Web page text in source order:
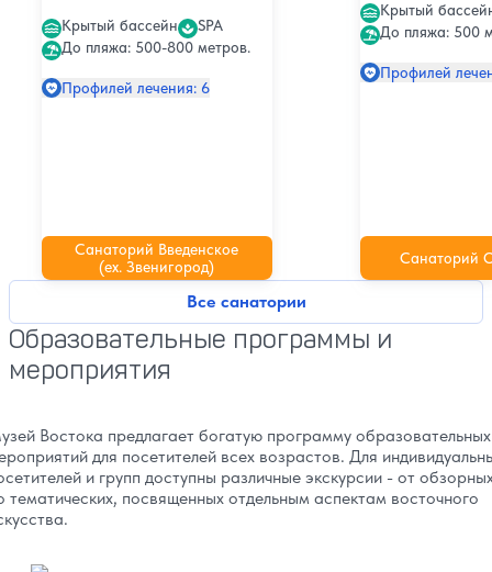
Все санатории
Крытый бассейн
SPA
До пляжа: 500-800 метров.
Профилей лечения: 6
Санаторий Введенское
(ex. Звенигород)
Крытый
До пляжа: 500
Профилей
Санаторий
Образовательные программы и
мероприятия
Востока предлагает богатую программу образовательных
для посетителей всех возрастов. Для
и групп доступны различные экскурсии - от
тематических, посвященных отдельным аспектам восточного